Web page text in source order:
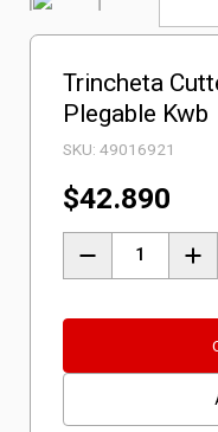
Trincheta
Plegable Kwb
SKU:49016921
$42.890
Trincheta
Cutter
En